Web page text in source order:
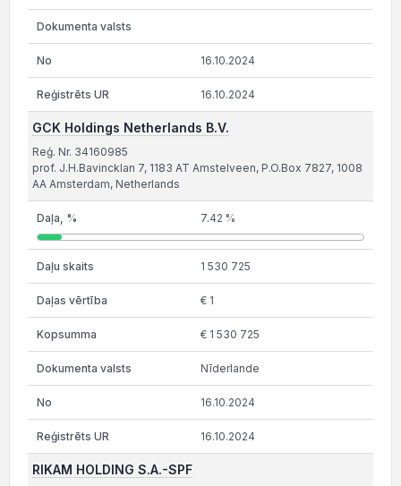
16.10.2024
16.10.2024
GCK Holdings Netherlands B.V.
Reģ. Nr. 34160985
prof. J.H.Bavincklan 7, 1183 AT Amstelveen, P.O.Box 7827, 1008
AA Amsterdam, Netherlands
7.42 %
1 530 725
€ 1
€ 1 530 725
Nīderlande
16.10.2024
16.10.2024
RIKAM HOLDING S.A.-SPF